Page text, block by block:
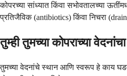
कोपरच्या सांध्यात किंवा सभोवतालच्या
प्रतिजैविक (antibiotics) किंवा निचरा
तुम्ही तुमच्या कोपराच्या
तुमच्या वेदनांचे स्थान आणि स्वरूप हे काय घडत